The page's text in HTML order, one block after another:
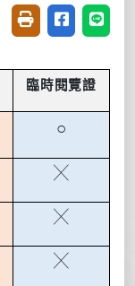
友善列印(開新視
分享至臉書
分享
臨時閱覽證
○
╳
╳
╳